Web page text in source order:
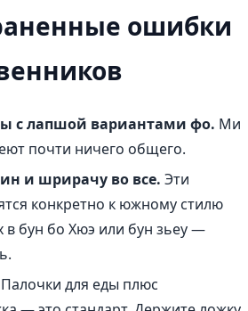
ошибки
с лапшой вариантами фо. Ми
почти ничего общего.
и шрирачу во все. Эти
конкретно к южному стилю
в бун бо Хюэ или бун зьеу —
Палочки для еды плюс